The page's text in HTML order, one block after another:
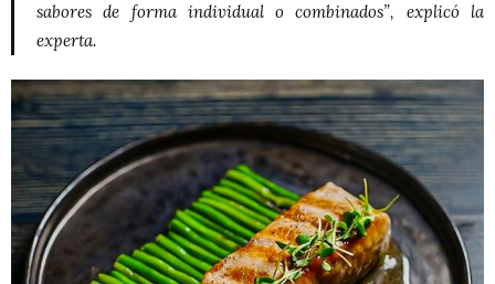
sabores de forma individual o combinados”, explicó la
experta.